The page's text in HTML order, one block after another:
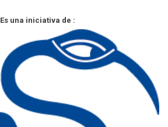
Es una iniciativa de :